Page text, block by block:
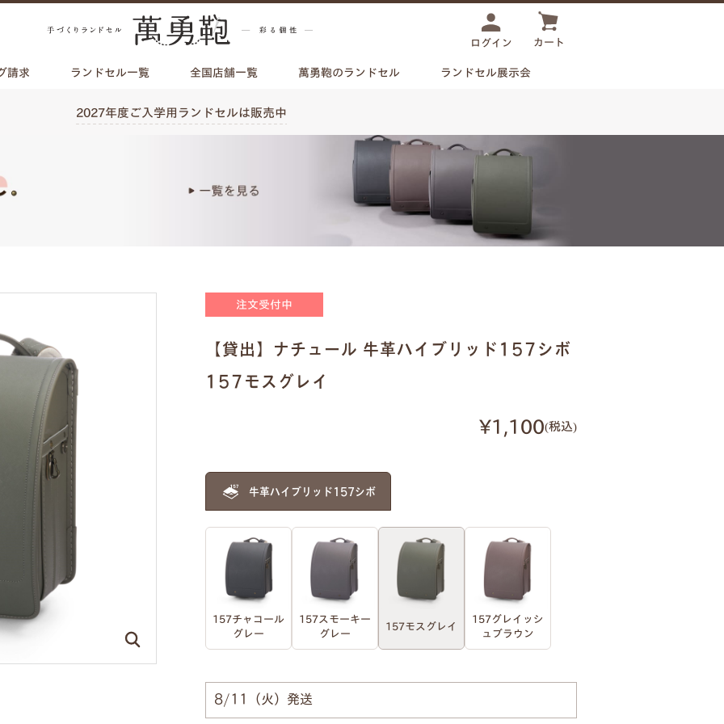
ログイン カート
請求 ランドセル一覧 全国店舗一覧 萬勇鞄のランドセル ランドセル展示会
2027年度ご入学用ランドセルは販売中
注文受付中
【貸出】ナチュール 牛革ハイブリッド157シボ
157モスグレイ
¥1,100 税込
牛革ハイブリッド157シボ
157チャコール
グレー
157スモーキー
グレー
157モスグレイ
157グレイッシ
ュブラウン
8/11（火）発送